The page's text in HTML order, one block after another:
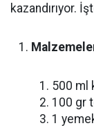
kazandırıyor.
500 ml
100 gr
1